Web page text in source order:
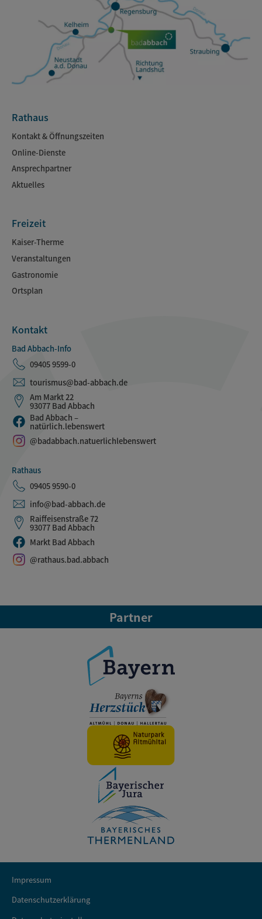
Rathaus
Kontakt & Öffnungszeiten
Online-Dienste
Ansprechpartner
Aktuelles
Freizeit
Kaiser-Therme
Veranstaltungen
Gastronomie
Ortsplan
Kontakt
Bad Abbach-Info
09405 9599-0
tourismus@bad-abbach.de
Am Markt 22
93077 Bad Abbach
Bad Abbach –
natürlich.lebenswert
@badabbach.natuerlichlebenswert
Rathaus
09405 9590-0
info@bad-abbach.de
Raiffeisenstraße 72
93077 Bad Abbach
Markt Bad Abbach
@rathaus.bad.abbach
Partner
Impressum
Datenschutzerklärung